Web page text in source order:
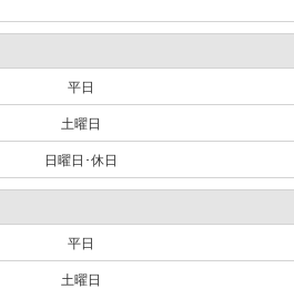
平日
土曜日
日曜日･休日
平日
土曜日